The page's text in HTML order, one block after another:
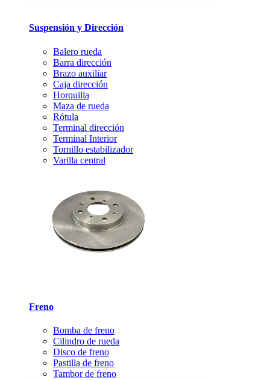
Suspensión y Dirección
Balero rueda
Barra dirección
Brazo auxiliar
Caja dirección
Horquilla
Maza de rueda
Rótula
Terminal dirección
Terminal Interior
Tornillo estabilizador
Varilla central
Freno
Bomba de freno
Cilindro de rueda
Disco de freno
Pastilla de freno
Tambor de freno